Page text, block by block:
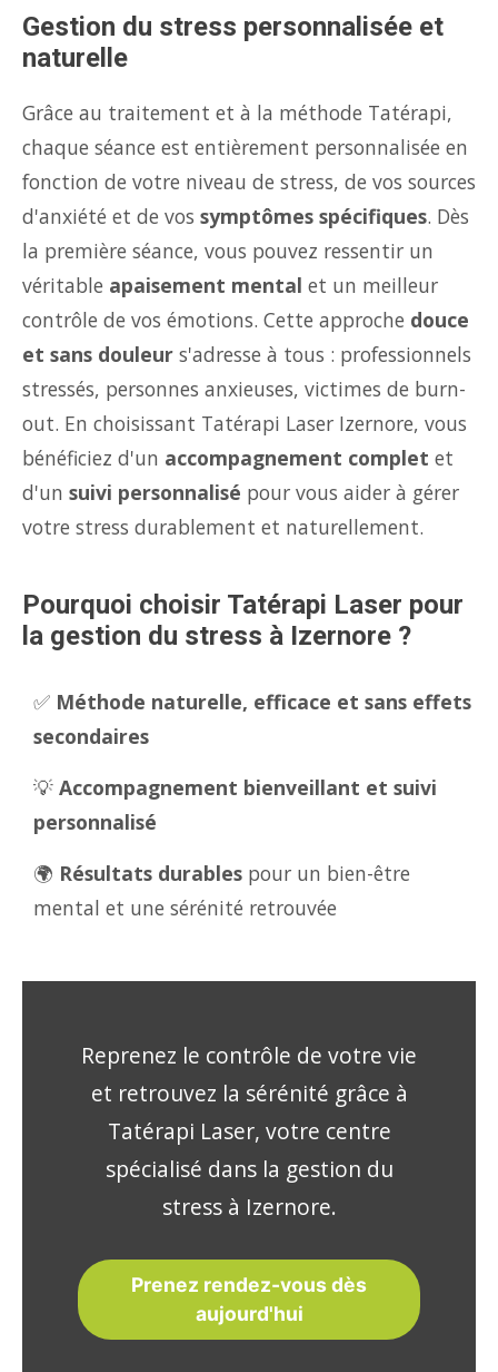
Gestion du stress personnalisée et
naturelle
Grâce au traitement et à la méthode Tatérapi,
chaque séance est entièrement personnalisée en
fonction de votre niveau de stress, de vos sources
d'anxiété et de vos symptômes spécifiques. Dès
la première séance, vous pouvez ressentir un
véritable apaisement mental et un meilleur
contrôle de vos émotions. Cette approche douce
et sans douleur s'adresse à tous : professionnels
stressés, personnes anxieuses, victimes de burn-
out. En choisissant Tatérapi Laser Izernore, vous
bénéficiez d'un accompagnement complet et
d'un suivi personnalisé pour vous aider à gérer
votre stress durablement et naturellement.
Pourquoi choisir Tatérapi Laser pour
la gestion du stress à Izernore ?
✅ Méthode naturelle, efficace et sans effets
secondaires
💡 Accompagnement bienveillant et suivi
personnalisé
🌍 Résultats durables pour un bien-être
mental et une sérénité retrouvée
Reprenez le contrôle de votre vie
et retrouvez la sérénité grâce à
Tatérapi Laser, votre centre
spécialisé dans la gestion du
stress à Izernore.
Prenez rendez-vous dès
aujourd'hui